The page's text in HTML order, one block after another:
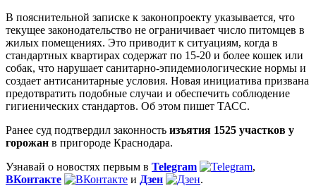
В пояснительной записке к законопроекту указывается, что
текущее законодательство не ограничивает число питомцев в
жилых помещениях. Это приводит к ситуациям, когда в
стандартных квартирах содержат по 15-20 и более кошек или
собак, что нарушает санитарно-эпидемиологические нормы и
создает антисанитарные условия. Новая инициатива призвана
предотвратить подобные случаи и обеспечить соблюдение
гигиенических стандартов. Об этом пишет ТАСС.
Ранее суд подтвердил законность изъятия 1525 участков у
горожан в пригороде Краснодара.
Узнавай о новостях первым в Telegram
,
ВКонтакте
и Дзен .